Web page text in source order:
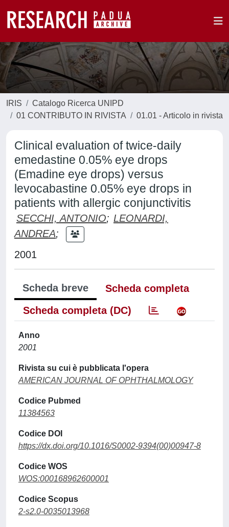
IRIS
Catalogo Ricerca UNIPD
01 CONTRIBUTO IN RIVISTA
01.01 - Articolo in rivista
Clinical evaluation of twice-daily
emedastine 0.05% eye drops
(Emadine eye drops) versus
levocabastine 0.05% eye drops in
patients with allergic conjunctivitis
SECCHI, ANTONIO; LEONARDI,
ANDREA;
2001
Scheda breve
Scheda completa
Scheda completa (DC)
Anno
2001
Rivista su cui è pubblicata l'opera
AMERICAN JOURNAL OF OPHTHALMOLOGY
Codice Pubmed
11384563
Codice DOI
https://dx.doi.org/10.1016/S0002-9394(00)00947-8
Codice WOS
WOS:000168962600001
Codice Scopus
2-s2.0-0035013968